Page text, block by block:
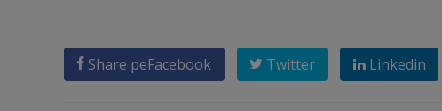
Share peFacebook Twitter Linkedin